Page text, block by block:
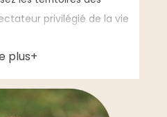
plus
privilégié de la vie
girafes… Au fil du
de près plus de
liberté
. Une